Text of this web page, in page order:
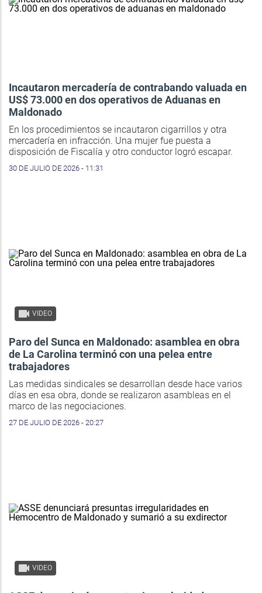
Incautaron mercadería de contrabando valuada en
US$ 73.000 en dos operativos de Aduanas en
Maldonado
En los procedimientos se incautaron cigarrillos y otra
mercadería en infracción. Una mujer fue puesta a
disposición de Fiscalía y otro conductor logró escapar.
30 DE JULIO DE 2026 - 11:31
VIDEO
Paro del Sunca en Maldonado: asamblea en obra
de La Carolina terminó con una pelea entre
trabajadores
Las medidas sindicales se desarrollan desde hace varios
días en esa obra, donde se realizaron asambleas en el
marco de las negociaciones.
27 DE JULIO DE 2026 - 20:27
VIDEO